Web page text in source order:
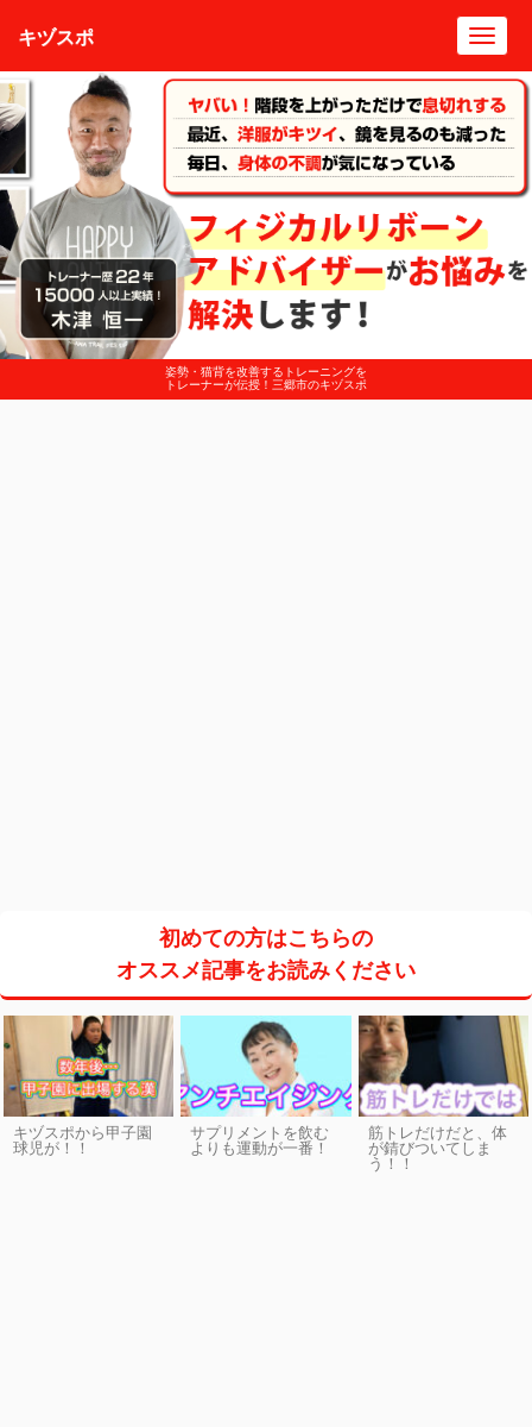
姿勢・猫背を改善するトレーニングを
トレーナーが伝授！三郷市のキヅスポ
キヅスポ
初めての方はこちらの
オススメ記事をお読みください
キヅスポから甲子園
球児が！！
サプリメントを飲む
よりも運動が一番！
筋トレだけだと、体
が錆びついてしま
う！！